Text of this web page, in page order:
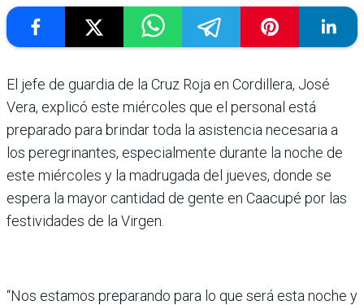
El jefe de guardia de la Cruz Roja en Cordillera, José
Vera, explicó este miércoles que el personal está
preparado para brindar toda la asistencia necesaria a
los peregrinantes, especialmente durante la noche de
este miércoles y la madrugada del jueves, donde se
espera la mayor cantidad de gente en Caacupé por las
festividades de la Virgen.
“Nos estamos preparando para lo que será esta noche y